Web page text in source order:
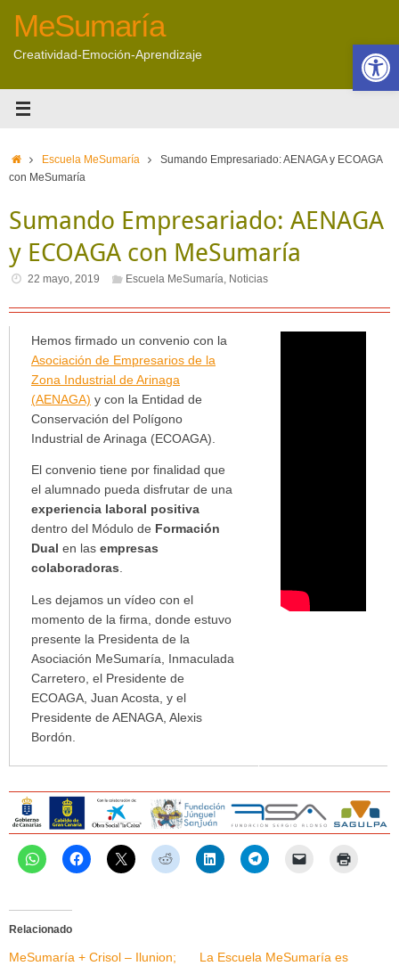
Abrir
contenido
MeSumaría
Creatividad-Emoción-Aprendizaje
InicioEscuela MeSumaría
Sumando Empresariado: AENAGA y ECOAGA
con MeSumaría
Sumando Empresariado: AENAGA
y ECOAGA con MeSumaría
22 mayo, 2019 Escuela MeSumaría, Noticias
Hemos firmado un convenio con la
Asociación de Empresarios de la
Zona Industrial de Arinaga
(AENAGA) y con la Entidad de
Conservación del Polígono
Industrial de Arinaga (ECOAGA).
El convenio tiene por finalidad que
el alumnado pueda disfrutar de una
experiencia laboral positiva
dentro del Módulo de Formación
Dual en las empresas
colaboradoras.
Les dejamos un vídeo con el
momento de la firma, donde estuvo
presente la Presidenta de la
Asociación MeSumaría, Inmaculada
Carretero, el Presidente de
ECOAGA, Juan Acosta, y el
Presidente de AENAGA, Alexis
Bordón.
Relacionado
MeSumaría + Crisol – Ilunion;
La Escuela MeSumaría es